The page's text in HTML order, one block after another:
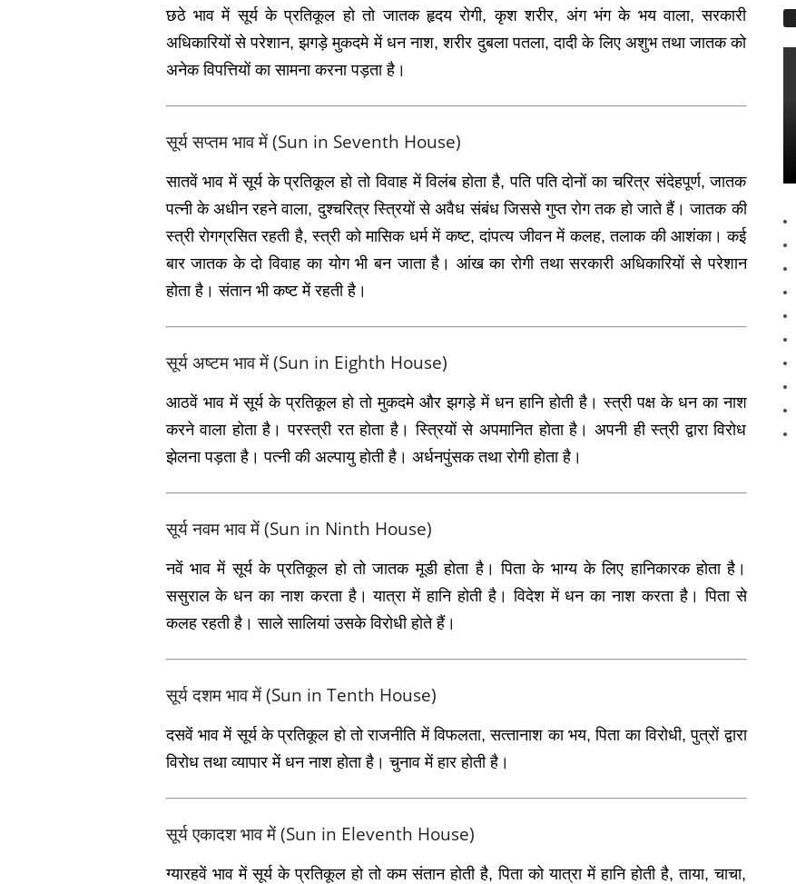
छठे भाव में सूर्य के प्रतिकूल हो तो जातक हृदय रोगी, कृश शरीर, अंग भंग के भय वाला, सरकारी
अधिकारियों से परेशान, झगड़े मुकदमे में धन नाश, शरीर दुबला पतला, दादी के लिए अशुभ तथा जातक को
अनेक विपत्तियों का सामना करना पड़ता है।
सूर्य सप्‍तम भाव में (Sun in Seventh House)
सातवें भाव में सूर्य के प्रतिकूल हो तो विवाह में विलंब होता है, पति पति दोनों का चरित्र संदेहपूर्ण, जातक
पत्‍नी के अधीन रहने वाला, दुश्‍चरित्र स्त्रियों से अवैध संबंध जिससे गुप्‍त रोग तक हो जाते हैं। जातक की
स्‍त्री रोगग्रसित रहती है, स्‍त्री को मासिक धर्म में कष्‍ट, दांपत्‍य जीवन में कलह, तलाक की आशंका। कई
बार जातक के दो विवाह का योग भी बन जाता है। आंख का रोगी तथा सरकारी अधिकारियों से परेशान
होता है। संतान भी कष्‍ट में रहती है।
सूर्य अष्‍टम भाव में (Sun in Eighth House)
आठवें भाव में सूर्य के प्रतिकूल हो तो मुकदमे और झगड़े में धन हानि होती है। स्‍त्री पक्ष के धन का नाश
करने वाला होता है। परस्‍त्री रत होता है। स्त्रियों से अपमानित होता है। अपनी ही स्‍त्री द्वारा विरोध
झेलना पड़ता है। पत्‍नी की अल्‍पायु होती है। अर्धनपुंसक तथा रोगी होता है।
सूर्य नवम भाव में (Sun in Ninth House)
नवें भाव में सूर्य के प्रतिकूल हो तो जातक मूडी होता है। पिता के भाग्‍य के लिए हानिकारक होता है।
ससुराल के धन का नाश करता है। यात्रा में हानि होती है। विदेश में धन का नाश करता है। पिता से
कलह रहती है। साले सालियां उसके विरोधी होते हैं।
सूर्य दशम भाव में (Sun in Tenth House)
दसवें भाव में सूर्य के प्रतिकूल हो तो राजनीति में विफलता, सत्‍तानाश का भय, पिता का विरोधी, पुत्रों द्वारा
विरोध तथा व्‍यापार में धन नाश होता है। चुनाव में हार होती है।
सूर्य एकादश भाव में (Sun in Eleventh House)
ग्यारहवें भाव में सूर्य के प्रतिकूल हो तो कम संतान होती है, पिता को यात्रा में हानि होती है, ताया, चाचा,